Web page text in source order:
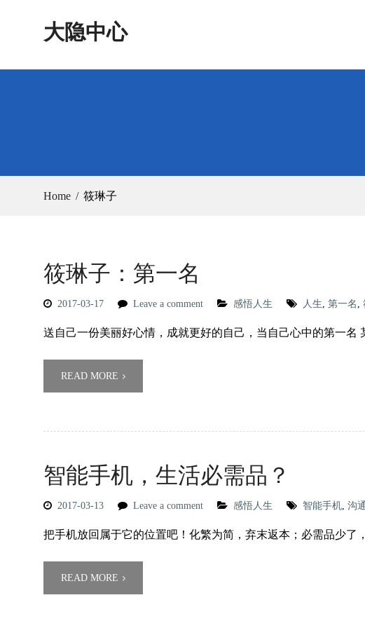
大隐中心
Home 筱琳子
筱琳子：第一名
2017-03-17 Leave a comment 感悟人生 人生, 第一名 ,
送自己一份美丽好心情，成就更好的自己，当自己心中的第一名
READ MORE
智能手机，生活必需品？
2017-03-13 Leave a comment 感悟人生 智能手机, 沟通
把手机放回属于它的位置吧！化繁为简，弃末返本；必需品少了
READ MORE